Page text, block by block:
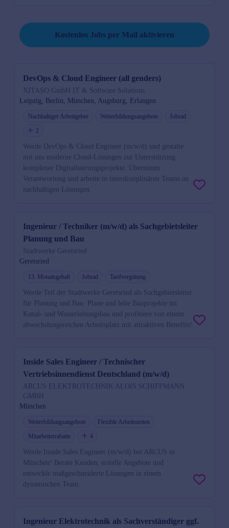
Kostenlos Jobs per Mail aktivieren
DevOps & Cloud Engineer (all genders)
XITASO GmbH IT & Software Solutions
Leipzig, Berlin, München, Augsburg, Erlangen
Nachhaltiger Arbeitgeber Weiterbildungsangebote
Jobrad
2
Werde DevOps & Cloud Engineer (m/w/d) und gestalte
mit uns moderne Cloud-Lösungen zur Unterstützung
komplexer Digitalisierungsprojekte. Übernimm
Verantwortung und arbeite in interdisziplinären Teams an
nachhaltigen Lösungen.
Ingenieur / Techniker (m/w/d) als Sachgebietsleiter
Planung und Bau
Stadtwerke Geretsried
Geretsried
13. Monatsgehalt Jobrad Tarifvergütung
Werde Teil der Stadtwerke Geretsried als Sachgebietsleiter
für Planung und Bau. Plane und leite Bauprojekte im
Kanal- und Wasserleitungsbau und profitiere von einem
abwechslungsreichen Arbeitsplatz mit attraktiven Benefits!
Inside Sales Engineer / Technischer
Vertriebsinnendienst Deutschland (m/w/d)
ARCUS ELEKTROTECHNIK ALOIS SCHIFFMANN
GMBH
München
Weiterbildungsangebote
Flexible Arbeitszeiten
Mitarbeiterrabatte
4
Werde Inside Sales Engineer (m/w/d) bei ARCUS in
München! Berate Kunden, erstelle Angebote und
entwickle maßgeschneiderte Lösungen in einem
dynamischen Team.
Ingenieur Elektrotechnik als Sachverständiger ggf.